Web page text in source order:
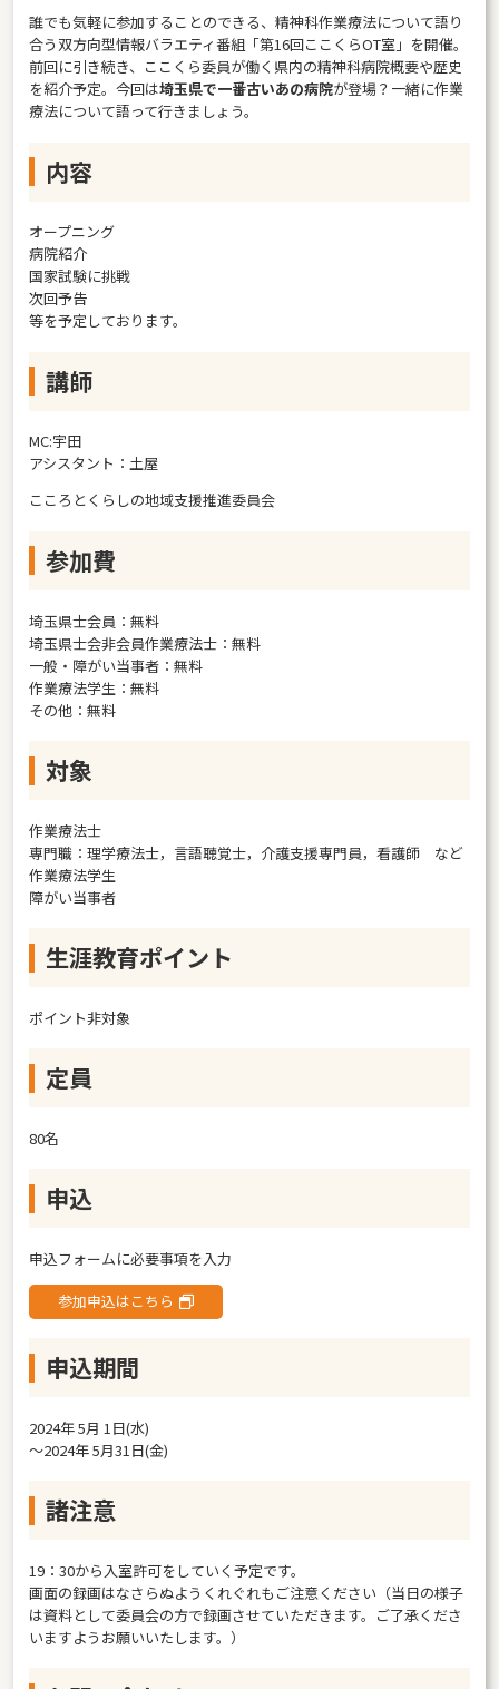
誰でも気軽に参加することのできる、精神科作業療法について語り
合う双方向型情報バラエティ番組「第16回ここくらOT室」を開催。
前回に引き続き、ここくら委員が働く県内の精神科病院概要や歴史
を紹介予定。今回は埼玉県で一番古いあの病院が登場？一緒に作業
療法について語って行きましょう。
内容
オープニング
病院紹介
国家試験に挑戦
次回予告
等を予定しております。
講師
MC:宇田
アシスタント：土屋
こころとくらしの地域支援推進委員会
参加費
埼玉県士会員：無料
埼玉県士会非会員作業療法士：無料
一般・障がい当事者：無料
作業療法学生：無料
その他：無料
対象
作業療法士
専門職：理学療法士，言語聴覚士，介護支援専門員，看護師 など
作業療法学生
障がい当事者
生涯教育ポイント
ポイント非対象
定員
80名
申込
申込フォームに必要事項を入力
参加申込はこちら
申込期間
2024年 5月 1日(水)
〜2024年 5月31日(金)
諸注意
19：30から入室許可をしていく予定です。
画面の録画はなさらぬようくれぐれもご注意ください（当日の様子
は資料として委員会の方で録画させていただきます。ご了承くださ
いますようお願いいたします。）